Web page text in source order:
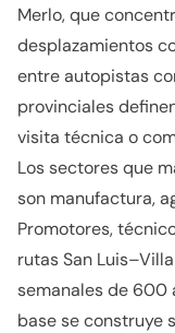
Merlo, que
desplazamientos
entre autopistas
provinciales
visita técnica o
Los sectores que
son manufactura,
Promotores,
rutas San
semanales de 600
base se construye